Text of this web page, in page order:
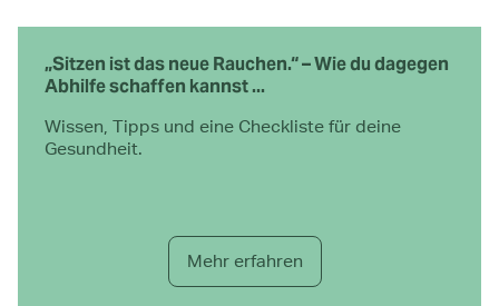
„Sitzen ist das neue Rauchen.“ – Wie du dagegen
Abhilfe schaffen kannst ...
Wissen, Tipps und eine Checkliste für deine
Gesundheit.
Mehr erfahren